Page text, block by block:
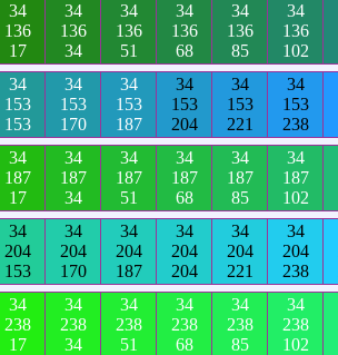
34
136
17
34
136
34
34
136
51
34
136
68
34
136
85
34
136
102
34
153
153
34
153
170
34
153
187
34
153
204
34
153
221
34
153
238
34
187
17
34
187
34
34
187
51
34
187
68
34
187
85
34
187
102
34
204
153
34
204
170
34
204
187
34
204
204
34
204
221
34
204
238
34
238
17
34
238
34
34
238
51
34
238
68
34
238
85
34
238
102